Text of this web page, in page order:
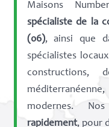
Maisons
spécialiste de la
(06), ainsi que
spécialistes
constructions,
modernes.
rapidement, pour